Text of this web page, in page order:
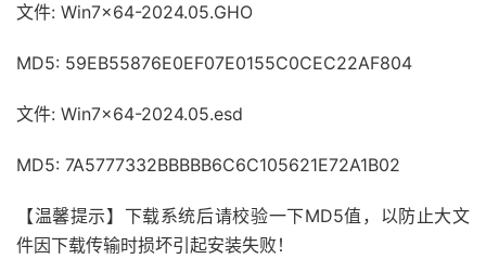
文件: Win7x64-2024.05.GHO
MD5: 59EB55876E0EF07E0155C0CEC22AF804
文件: Win7x64-2024.05.esd
MD5: 7A5777332BBBBB6C6C105621E72A1B02
【温馨提示】下载系统后请校验一下MD5值，以防止大文
件因下载传输时损坏引起安装失败！